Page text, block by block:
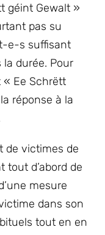
géint Gewalt »
pas su
e-s suffisant
durée. Pour
« Ee Schrëtt
réponse à la
de victimes de
d’abord de
mesure
dans son
tout en en